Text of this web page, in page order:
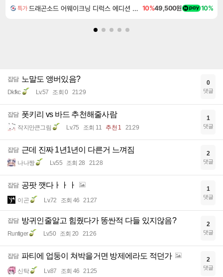
특가 드래곤소드 어웨이크닝 디럭스 에디션 DragonSword Awakening Deluxe Edition 10%49,500원 10%
잡담 노말도 앵버있음?
Dkfkc Lv.57 조회 0 21:29
0
댓글
잡담 폿키리 vs 바드 추천해줄사람
작지만큰그림 Lv.75 조회 11 추천 1 21:29
1
댓글
잡담 근데 진짜 1년1년이 다른거 느껴짐
나나짱 Lv.55 조회 28 21:28
2
댓글
잡담 공팟 깻다ㅏㅏㅏ
이곤 Lv.72 조회 46 21:27
1
댓글
잡담 방귀인줄알고 힘줬다가 똥싼적 다들 있지않음?
Runtiger Lv.50 조회 20 21:26
2
댓글
잡담 파티에 업둥이 쳐박을거면 방제에라도 적던가
신탁 Lv.87 조회 46 21:25
2
댓글